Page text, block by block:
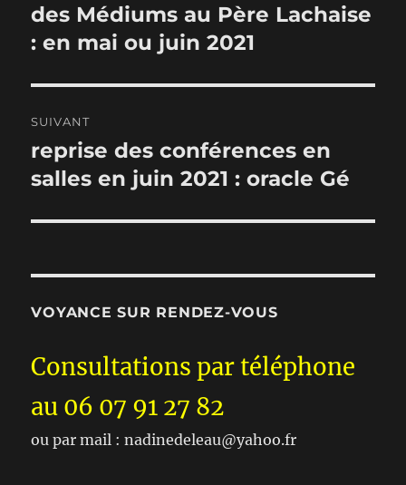
l’article
précédente :
des Médiums au Père Lachaise
: en mai ou juin 2021
SUIVANT
Publication
suivante :
reprise des conférences en
salles en juin 2021 : oracle Gé
VOYANCE SUR RENDEZ-VOUS
Consultations par téléphone
au 06 07 91 27 82
ou par mail : nadinedeleau@yahoo.fr